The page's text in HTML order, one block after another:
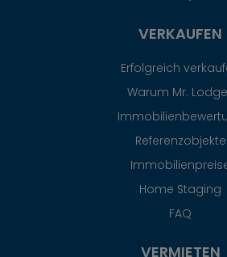
VERKAUFEN
Erfolgreich
Warum Mr.
Referenzobjekte
Home Staging
FAQ
VERMIETEN